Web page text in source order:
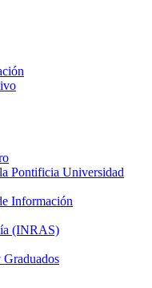
Pontificia Universidad
Información
(INRAS)
Graduados